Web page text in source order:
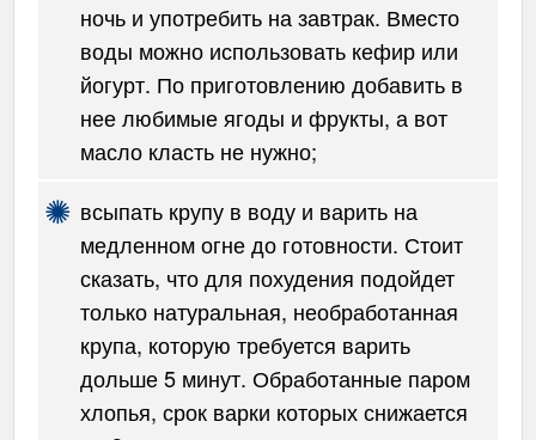
ночь и употребить на завтрак. Вместо
воды можно использовать кефир или
йогурт. По приготовлению добавить в
нее любимые ягоды и фрукты, а вот
масло класть не нужно;
всыпать крупу в воду и варить на
медленном огне до готовности. Стоит
сказать, что для похудения подойдет
только натуральная, необработанная
крупа, которую требуется варить
дольше 5 минут. Обработанные паром
хлопья, срок варки которых снижается